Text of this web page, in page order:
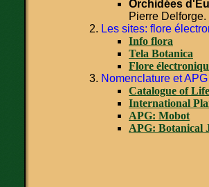
Orchidées
Pierre
Les sites: flore
Info flora
Tela Botanica
Flore
Nomenclature et APG
Catalogue of Life
International
APG: Mobot
APG: Botanical